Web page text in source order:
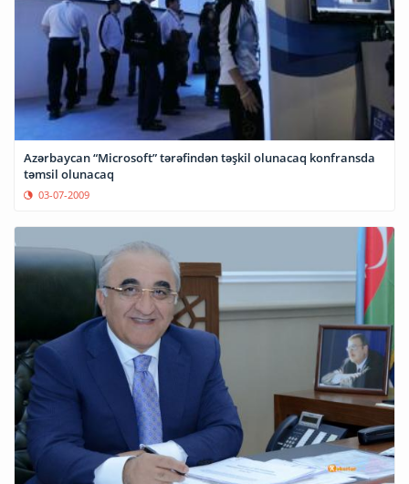
Azərbaycan “Microsoft” tərəfindən təşkil olunacaq konfransda
təmsil olunacaq
03-07-2009